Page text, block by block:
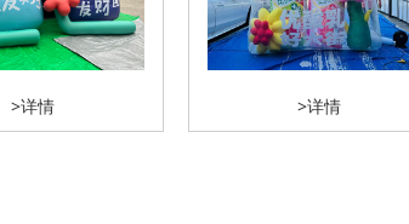
>详情 >详情